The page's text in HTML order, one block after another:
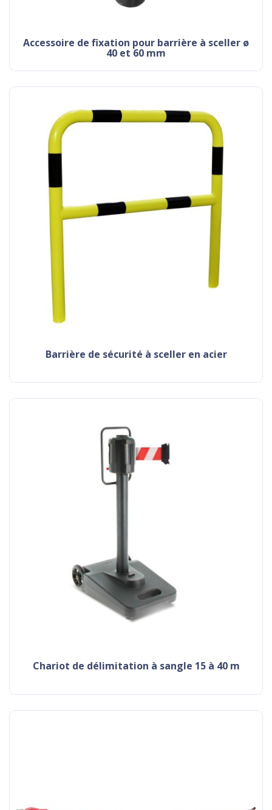
accessoire de fixation pour barrière à sceller ø
40 et 60 mm
barrière de sécurité à sceller en acier
chariot de délimitation à sangle 15 à 40 m